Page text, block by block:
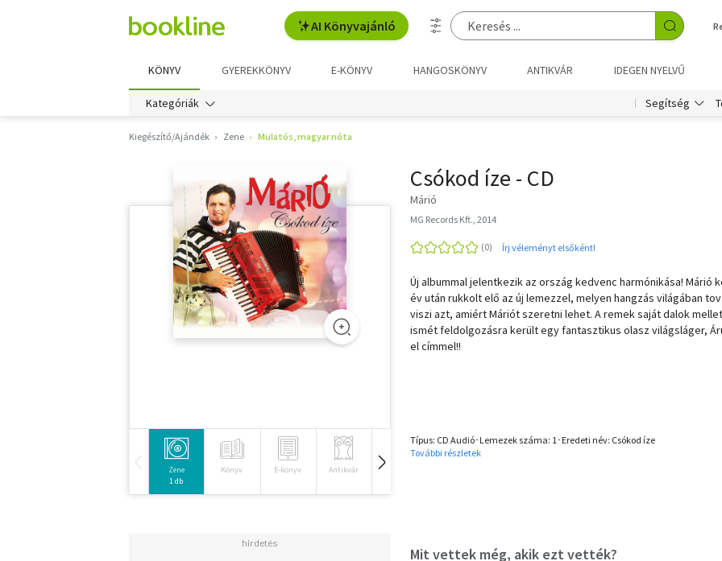
AI Könyvajánló
KÖNYV GYEREKKÖNYV E-KÖNYV HANGOSKÖNYV ANTIKVÁR IDEGEN NYELVŰ
Kategóriák Segítség
Kiegészítő/Ajándék Zene Mulatós, magyar nóta
Zene
1 db
Könyv E-könyv Antikvár Idegen nyelvű
Csókod íze - CD
Márió
MG Records Kft., 2014
Írj véleményt elsőként!
Új albummal jelentkezik az ország kedvenc harmónikása! Márió
év után rukkolt elő az új lemezzel, melyen hangzás világában
viszi azt, amiért Máriót szeretni lehet. A remek saját dalok
ismét feldolgozásra került egy fantasztikus olasz világsláger,
el címmel!!
Típus: CD Audió･Lemezek száma: 1･Eredeti név: Csókod íze
További részletek
Mit vettek még, akik ezt vették?